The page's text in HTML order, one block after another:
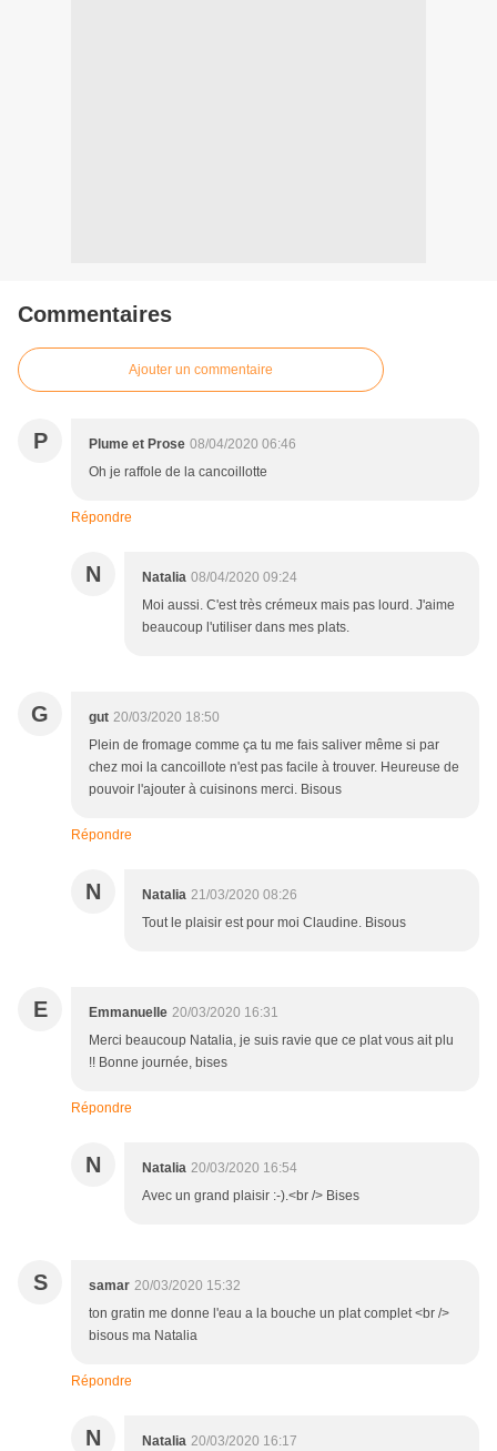
Commentaires
Ajouter un commentaire
P Plume et Prose 08/04/2020 06:46
Oh je raffole de la cancoillotte
Répondre
N Natalia 08/04/2020 09:24
Moi aussi. C'est très crémeux mais pas lourd. J'aime
beaucoup l'utiliser dans mes plats.
G gut 20/03/2020 18:50
Plein de fromage comme ça tu me fais saliver même si par
chez moi la cancoillote n'est pas facile à trouver. Heureuse de
pouvoir l'ajouter à cuisinons merci. Bisous
Répondre
N Natalia 21/03/2020 08:26
Tout le plaisir est pour moi Claudine. Bisous
E Emmanuelle 20/03/2020 16:31
Merci beaucoup Natalia, je suis ravie que ce plat vous ait plu
!! Bonne journée, bises
Répondre
N Natalia 20/03/2020 16:54
Avec un grand plaisir :-).<br /> Bises
S samar 20/03/2020 15:32
ton gratin me donne l'eau a la bouche un plat complet <br />
bisous ma Natalia
Répondre
N Natalia 20/03/2020 16:17